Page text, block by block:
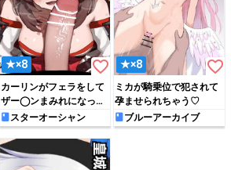
★×8 favorite_border
カーリンがフェラをして
ザー◯ンまみれになっち
ゃう!!
スターオーシャン
★×8 favorite_border
ミカが騎乗位で犯されて
孕ませられちゃう♡
ブルーアーカイブ